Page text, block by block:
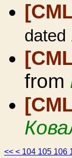
dated
from
<< < 104 105 106